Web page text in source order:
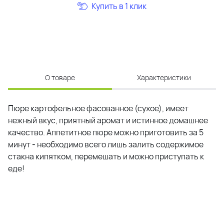
Купить в 1 клик
О товаре Характеристики
Пюре картофельное фасованное (сухое), имеет
нежный вкус, приятный аромат и истинное домашнее
качество. Аппетитное пюре можно приготовить за 5
минут - необходимо всего лишь залить содержимое
стакна кипятком, перемешать и можно приступать к
еде!